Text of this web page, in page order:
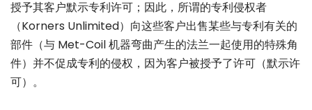
授予其客户默示专利许可；因此，所谓的专利侵权者
（Korners Unlimited）向这些客户出售某些与专利有关的
部件（与 Met-Coil 机器弯曲产生的法兰一起使用的特殊角
件）并不促成专利的侵权，因为客户被授予了许可（默示许
可）。